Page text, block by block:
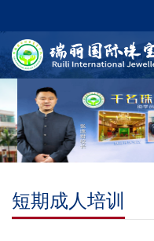
短期成人培训